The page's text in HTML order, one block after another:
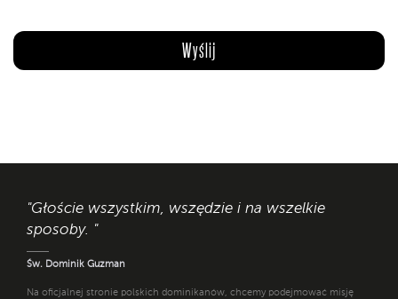
"Głoście wszystkim, wszędzie i na wszelkie
sposoby. "
Św. Dominik Guzman
Na oficjalnej stronie polskich dominikanów, chcemy podejmować misję